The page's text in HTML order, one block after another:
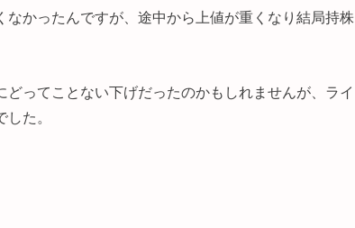
かったんですが、途中から上値が重くなり結局持株
ってことない下げだったのかもしれませんが、ライ
た。